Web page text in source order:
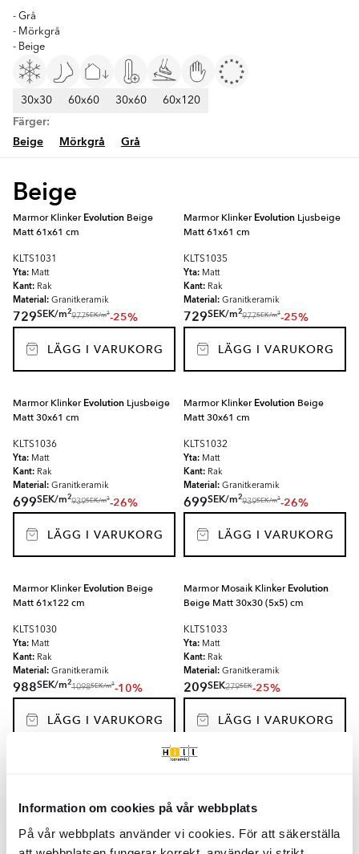
Information om cookies på vår webbplats
På vår webbplats använder vi cookies. För att säkerställa
- Grå
- Mörkgrå
- Beige
30x30 60x60 30x60 60x120
Färger:
Beige
Mörkgrå Grå
Beige
Marmor KlinkerEvolution Beige
Matt 61x61 cm
KLTS1031
Yta: Matt
Kant: Rak
Material: Granitkeramik
729SEK/m2
977SEK/m2-25%
LÄGG I VARUKORG
Marmor KlinkerEvolution Ljusbeige
Matt 61x61 cm
KLTS1035
Yta: Matt
Kant: Rak
Material: Granitkeramik
729SEK/m2
977SEK/m2-25%
LÄGG I VARUKORG
Marmor KlinkerEvolution Ljusbeige
Matt 30x61 cm
KLTS1036
Yta: Matt
Kant: Rak
Material: Granitkeramik
699SEK/m2
939SEK/m2-26%
LÄGG I VARUKORG
Marmor KlinkerEvolution Beige
Matt 30x61 cm
KLTS1032
Yta: Matt
Kant: Rak
Material: Granitkeramik
699SEK/m2
939SEK/m2-26%
LÄGG I VARUKORG
Marmor KlinkerEvolution Beige
Matt 61x122 cm
KLTS1030
Yta: Matt
Kant: Rak
Material: Granitkeramik
988SEK/m2
1098SEK/m2-10%
LÄGG I VARUKORG
Marmor Mosaik KlinkerEvolution
Beige Matt 30x30 (5x5) cm
KLTS1033
Yta: Matt
Kant: Rak
Material: Granitkeramik
209SEK279SEK-25%
LÄGG I VARUKORG
KLTS1034
Yta:Matt
KLTS1037
Yta: Matt